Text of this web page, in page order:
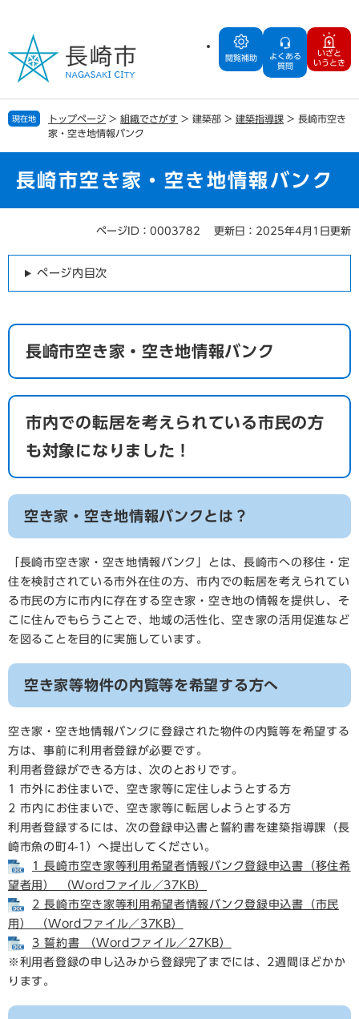
の
で
す
ー
ば
し
閲覧補助
よくある
質問
いざと
いうとき
現在地 トップページ > 組織でさがす > 建築部 > 建築指導課 > 長崎市空き
家・空き地情報バンク
長崎市空き家・空き地情報バンク
ページID：0003782 更新日：2025年4月1日更新
ページ内目次
長崎市空き家・空き地情報バンク
市内での転居を考えられている市民の方
も対象になりました！
空き家・空き地情報バンクとは？
「長崎市空き家・空き地情報バンク」とは、長崎市への移住・定
住を検討されている市外在住の方、市内での転居を考えられてい
る市民の方に市内に存在する空き家・空き地の情報を提供し、そ
こに住んでもらうことで、地域の活性化、空き家の活用促進など
を図ることを目的に実施しています。
空き家等物件の内覧等を希望する方へ
空き家・空き地情報バンクに登録された物件の内覧等を希望する
方は、事前に利用者登録が必要です。
利用者登録ができる方は、次のとおりです。
1 市外にお住まいで、空き家等に定住しようとする方
2 市内にお住まいで、空き家等に転居しようとする方
利用者登録するには、次の登録申込書と誓約書を建築指導課（長
崎市魚の町4-1）へ提出してください。
1 長崎市空き家等利用希望者情報バンク登録申込書（移住希
望者用） （Wordファイル／37KB）
2 長崎市空き家等利用希望者情報バンク登録申込書（市民
用） （Wordファイル／37KB）
3 誓約書 （Wordファイル／27KB）
※利用者登録の申し込みから登録完了までには、2週間ほどかか
ります。